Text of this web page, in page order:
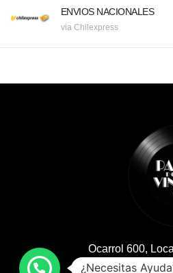
ENVIOS NACIONALES
via Chilexpress
Ocarrol 600,
¿Necesitas